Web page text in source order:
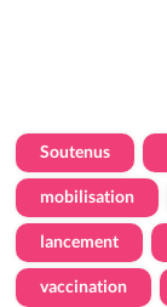
Soutenus
mobilisation
lancement
vaccination